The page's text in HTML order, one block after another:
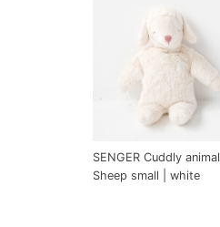
SENGER Cuddly animal
Sheep small | white